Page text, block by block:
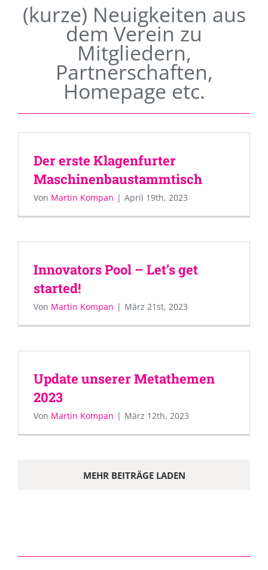
(kurze) Neuigkeiten aus
dem Verein zu
Mitgliedern,
Partnerschaften,
Homepage etc.
Der erste Klagenfurter
Maschinenbaustammtisch
Von Martin Kompan | April 19th, 2023
Innovators Pool – Let’s get
started!
Von Martin Kompan | März 21st, 2023
Update unserer Metathemen
2023
Von Martin Kompan | März 12th, 2023
MEHR BEITRÄGE LADEN